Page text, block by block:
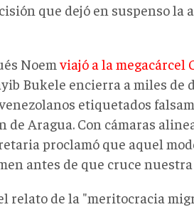
que dejó en suspenso la
Noemviajó a la megacárcel
Bukele encierra a miles de
etiquetados
de Aragua. Con cámaras
proclamó que aquel
antes de que cruce
relato de la "meritocracia